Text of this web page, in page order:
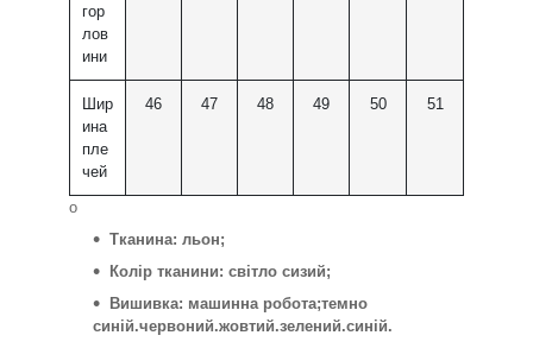
гор
лов
ини
Шир
ина
пле
чей
46 47 48 49 50 51
о
Тканина: льон;
Колір тканини: світло сизий;
Вишивка: машинна робота;темно
синій.червоний.жовтий.зелений.синій.